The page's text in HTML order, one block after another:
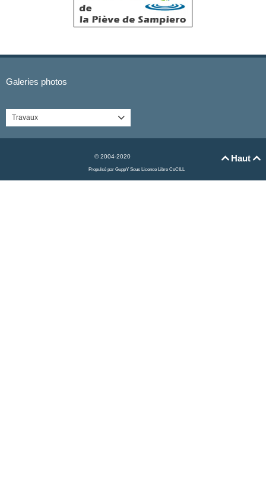
Galeries photos
Travaux 
Haut 
© 2004-2020
Propulsé par GuppY Sous Licence Libre CeCILL